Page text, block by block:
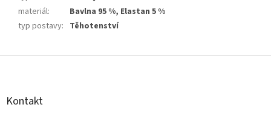
materiál:
Bavlna 95 %, Elastan 5 %
typ postavy: Těhotenství
Z
Kontakt